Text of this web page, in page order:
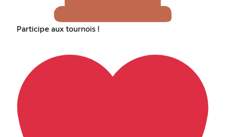
Participe aux tournois !